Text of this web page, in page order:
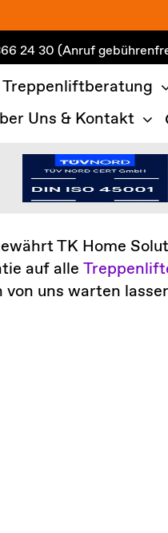
24 30 (Anruf
Treppenliftberatung
Uns & Kontakt
TK Home
auf alle
uns warten